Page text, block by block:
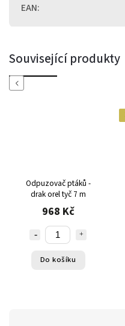
EAN:
Související produkty
Previous
Odpuzovač ptáků -
drak orel tyč 7 m
968 Kč
Do košíku